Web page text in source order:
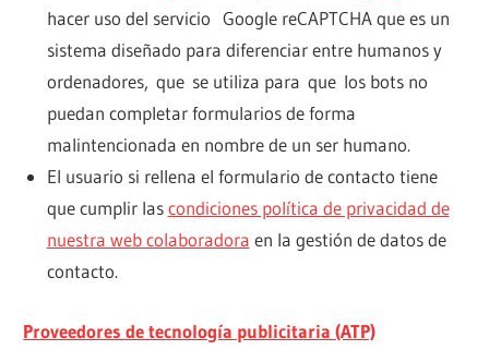
hacer uso del servicio Google reCAPTCHA que es un
sistema diseñado para diferenciar entre humanos y
ordenadores, que se utiliza para que los bots no
puedan completar formularios de forma
malintencionada en nombre de un ser humano.
El usuario si rellena el formulario de contacto tiene
que cumplir lascondiciones política de privacidad de
nuestra web colaboradora en la gestión de datos de
contacto.
Proveedores de tecnología publicitaria (ATP)